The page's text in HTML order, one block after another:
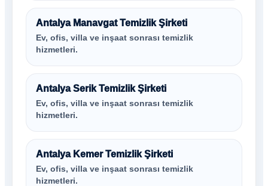
Antalya Manavgat Temizlik Şirketi
Ev, ofis, villa ve inşaat sonrası temizlik
hizmetleri.
Antalya Serik Temizlik Şirketi
Ev, ofis, villa ve inşaat sonrası temizlik
hizmetleri.
Antalya Kemer Temizlik Şirketi
Ev, ofis, villa ve inşaat sonrası temizlik
hizmetleri.